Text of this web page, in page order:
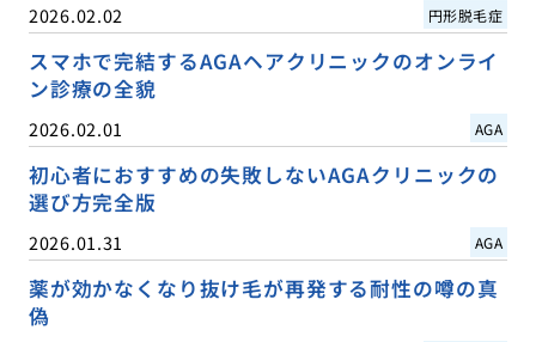
2026.02.02 円形脱毛症
スマホで完結するAGAヘアクリニックのオンライ
ン診療の全貌
2026.02.01 AGA
初心者におすすめの失敗しないAGAクリニックの
選び方完全版
2026.01.31 AGA
薬が効かなくなり抜け毛が再発する耐性の噂の真
偽